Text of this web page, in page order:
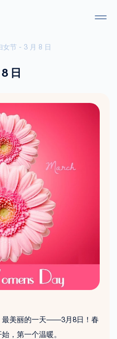
女节 - 3 月 8 日
日
最美丽的一天——3月8日！春
，第一个温暖。